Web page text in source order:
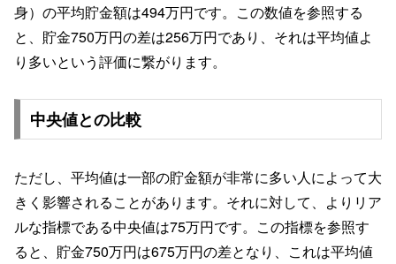
身）の平均貯金額は494万円です。この数値を参照する
と、貯金750万円の差は256万円であり、それは平均値よ
り多いという評価に繋がります。
中央値との比較
ただし、平均値は一部の貯金額が非常に多い人によって大
きく影響されることがあります。それに対して、よりリア
ルな指標である中央値は75万円です。この指標を参照す
ると、貯金750万円は675万円の差となり、これは平均値